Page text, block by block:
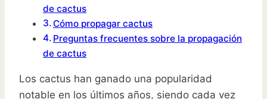
de cactus
Cómo propagar cactus
Preguntas frecuentes sobre la propagación
de cactus
Los cactus han ganado una popularidad
notable en los últimos años, siendo cada vez